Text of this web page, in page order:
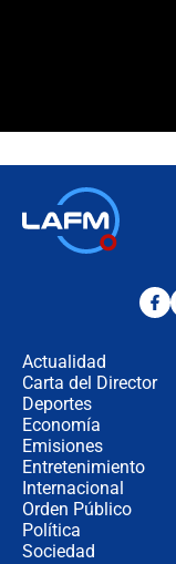
Actualidad
Carta del Director
Deportes
Economía
Emisiones
Entretenimiento
Internacional
Orden Público
Política
Sociedad